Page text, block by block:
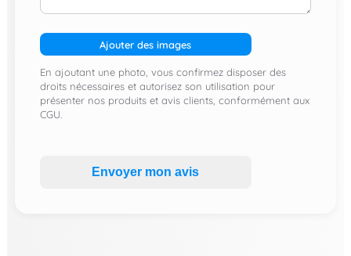
Ajouter des images
En ajoutant une photo, vous confirmez disposer des
droits nécessaires et autorisez son utilisation pour
présenter nos produits et avis clients, conformément aux
CGU.
Envoyer mon avis